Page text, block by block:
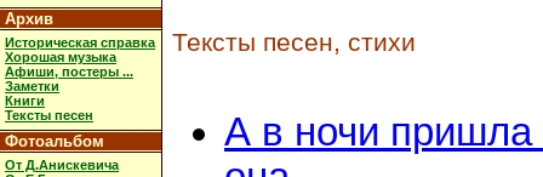
Архив
Историческая справка
Хорошая музыка
Афиши, постеры ...
Заметки
Книги
Тексты песен
Фотоальбом
От Д.Анискевича
Тексты песен, стихи
А в ночи пришла